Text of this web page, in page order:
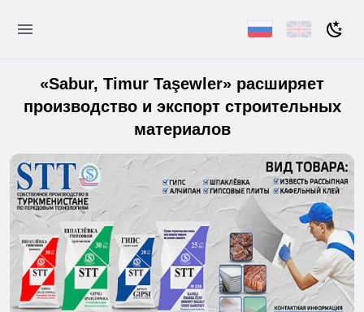
«Sabur, Timur Taşewler» расширяет
производство и экспорт строительных
материалов